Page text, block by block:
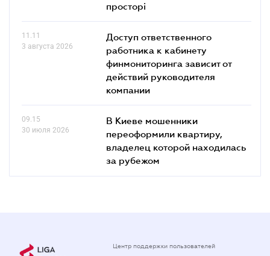
просторі
11.11
3 августа 2026
Доступ ответственного
работника к кабинету
финмониторинга зависит от
действий руководителя
компании
09.15
30 июля 2026
В Киеве мошенники
переоформили квартиру,
владелец которой находилась
за рубежом
Центр поддержки пользователей